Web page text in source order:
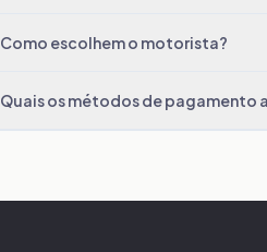
Como escolhem o motorista?
Quais os métodos de pagamento